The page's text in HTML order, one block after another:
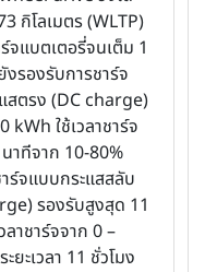
กิโลเมตร (WLTP)
จแบตเตอรี่จนเต็ม 1
งรองรับการชาร์จ
สตรง (DC charge)
kWh ใช้เวลาชาร์จ
าทีจาก 10-80%
ร์จแบบกระแสสลับ
รองรับสูงสุด 11
ลาชาร์จจาก 0 –
ะยะเวลา 11 ชั่วโมง